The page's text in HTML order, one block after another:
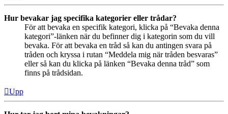
Hur bevakar jag specifika kategorier eller trådar?
För att bevaka en specifik kategori, klicka på “Bevaka denna
kategori”-länken när du befinner dig i kategorin som du vill
bevaka. För att bevaka en tråd så kan du antingen svara på
tråden och kryssa i rutan “Meddela mig när tråden besvaras”
eller så kan du klicka på länken “Bevaka denna tråd” som
finns på trådsidan.
Upp